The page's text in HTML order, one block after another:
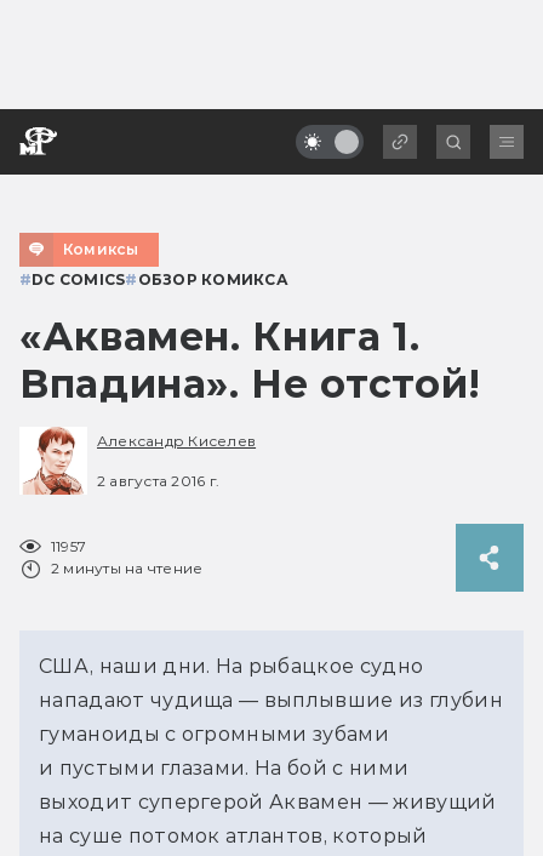
Комиксы
#DC COMICS# ОБЗОР КОМИКСА
«Аквамен. Книга 1.
Впадина». Не отстой!
Александр Киселев
2 августа 2016 г.
11957
2 минуты на чтение
США, наши дни. На рыбацкое судно
нападают чудища — выплывшие из глубин
гуманоиды с огромными зубами
и пустыми глазами. На бой с ними
выходит супергерой Аквамен — живущий
на суше потомок атлантов, который